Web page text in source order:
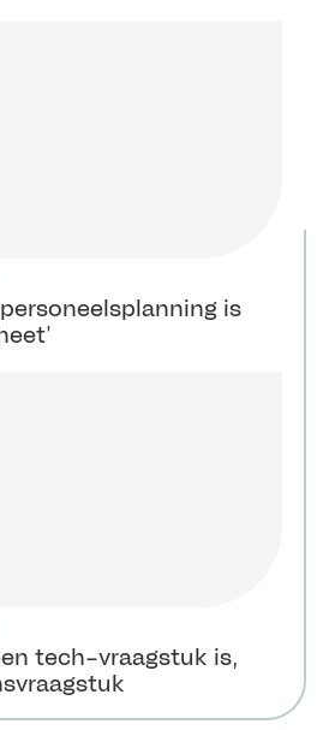
is
tech-vraagstuk is,